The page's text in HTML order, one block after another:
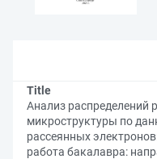
Title
Анализ распределений
микроструктуры по
рассеянных
работа бакалавра: